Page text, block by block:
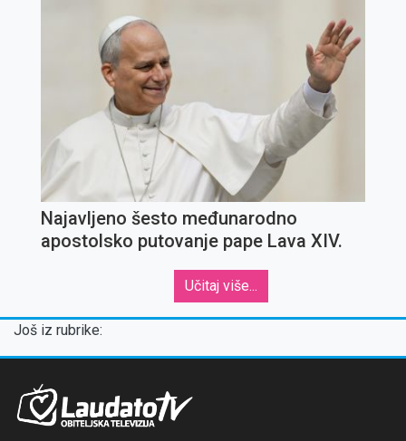
Najavljeno šesto međunarodno
apostolsko putovanje pape Lava XIV.
Učitaj više...
Još iz rubrike: